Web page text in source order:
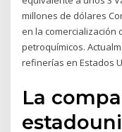
millones de dólares
en la comercialización
petroquímicos.
refinerías en Estados
La